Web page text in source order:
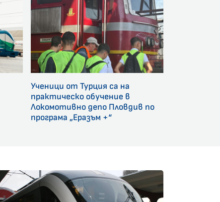
Ученици от Турция са на
практическо обучение в
Локомотивно депо Пловдив по
програма „Еразъм +“